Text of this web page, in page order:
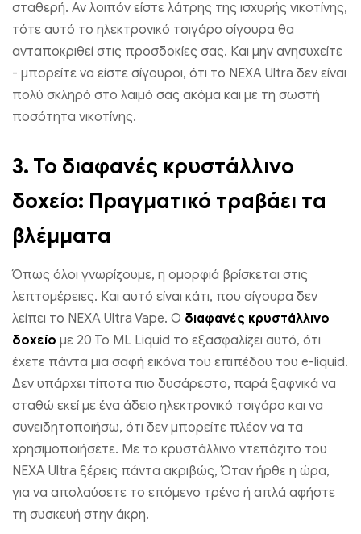
σταθερή. Αν λοιπόν είστε λάτρης της ισχυρής νικοτίνης,
τότε αυτό το ηλεκτρονικό τσιγάρο σίγουρα θα
ανταποκριθεί στις προσδοκίες σας. Και μην ανησυχείτε
- μπορείτε να είστε σίγουροι, ότι το NEXA Ultra δεν είναι
πολύ σκληρό στο λαιμό σας ακόμα και με τη σωστή
ποσότητα νικοτίνης.
3. Το διαφανές κρυστάλλινο
δοχείο: Πραγματικό τραβάει τα
βλέμματα
Όπως όλοι γνωρίζουμε, η ομορφιά βρίσκεται στις
λεπτομέρειες. Και αυτό είναι κάτι, που σίγουρα δεν
λείπει το NEXA Ultra Vape. Ο διαφανές κρυστάλλινο
δοχείο με 20 Το ML Liquid το εξασφαλίζει αυτό, ότι
έχετε πάντα μια σαφή εικόνα του επιπέδου του e-liquid.
Δεν υπάρχει τίποτα πιο δυσάρεστο, παρά ξαφνικά να
σταθώ εκεί με ένα άδειο ηλεκτρονικό τσιγάρο και να
συνειδητοποιήσω, ότι δεν μπορείτε πλέον να τα
χρησιμοποιήσετε. Με το κρυστάλλινο ντεπόζιτο του
NEXA Ultra ξέρεις πάντα ακριβώς, Όταν ήρθε η ώρα,
για να απολαύσετε το επόμενο τρένο ή απλά αφήστε
τη συσκευή στην άκρη.